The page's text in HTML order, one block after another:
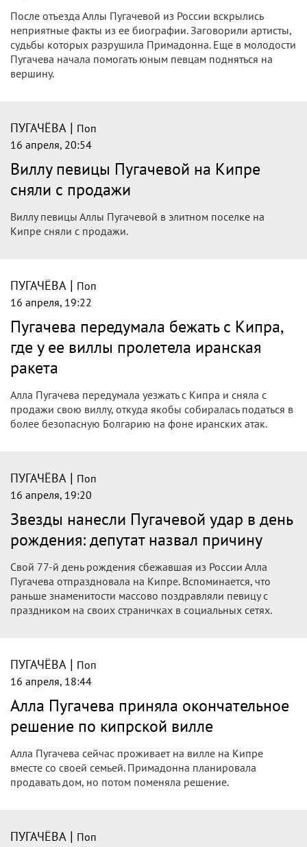
После отъезда Аллы Пугачевой из России вскрылись
неприятные факты из ее биографии. Заговорили артисты,
судьбы которых разрушила Примадонна. Еще в молодости
Пугачева начала помогать юным певцам подняться на
вершину.
ПУГАЧЁВА | Поп
16 апреля, 20:54
Виллу певицы Пугачевой на Кипре
сняли с продажи
Виллу певицы Аллы Пугачевой в элитном поселке на
Кипре сняли с продажи.
ПУГАЧЁВА | Поп
16 апреля, 19:22
Пугачева передумала бежать с Кипра,
где у ее виллы пролетела иранская
ракета
Алла Пугачева передумала уезжать с Кипра и сняла с
продажи свою виллу, откуда якобы собиралась податься в
более безопасную Болгарию на фоне иранских атак.
ПУГАЧЁВА | Поп
16 апреля, 19:20
Звезды нанесли Пугачевой удар в день
рождения: депутат назвал причину
Свой 77-й день рождения сбежавшая из России Алла
Пугачева отпраздновала на Кипре. Вспоминается, что
раньше знаменитости массово поздравляли певицу с
праздником на своих страничках в социальных сетях.
ПУГАЧЁВА | Поп
16 апреля, 18:44
Алла Пугачева приняла окончательное
решение по кипрской вилле
Алла Пугачева сейчас проживает на вилле на Кипре
вместе со своей семьей. Примадонна планировала
продавать дом, но потом поменяла решение.
ПУГАЧЁВА | Поп